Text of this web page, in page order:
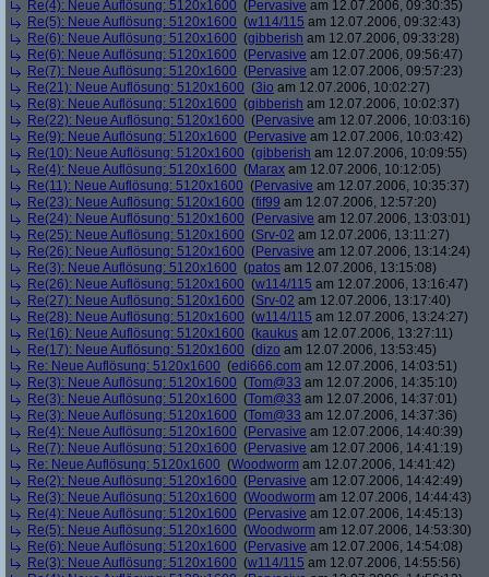
Re(4): Neue Auflösung: 5120x1600 (Pervasive am 12.07.2006, 09:30:35)
Re(5): Neue Auflösung: 5120x1600 (w114/115 am 12.07.2006, 09:32:43)
Re(6): Neue Auflösung: 5120x1600 (gibberish am 12.07.2006, 09:33:28)
Re(6): Neue Auflösung: 5120x1600 (Pervasive am 12.07.2006, 09:56:47)
Re(7): Neue Auflösung: 5120x1600 (Pervasive am 12.07.2006, 09:57:23)
Re(21): Neue Auflösung: 5120x1600 (3io am 12.07.2006, 10:02:27)
Re(8): Neue Auflösung: 5120x1600 (gibberish am 12.07.2006, 10:02:37)
Re(22): Neue Auflösung: 5120x1600 (Pervasive am 12.07.2006, 10:03:16)
Re(9): Neue Auflösung: 5120x1600 (Pervasive am 12.07.2006, 10:03:42)
Re(10): Neue Auflösung: 5120x1600 (gibberish am 12.07.2006, 10:09:55)
Re(4): Neue Auflösung: 5120x1600 (Marax am 12.07.2006, 10:12:05)
Re(11): Neue Auflösung: 5120x1600 (Pervasive am 12.07.2006, 10:35:37)
Re(23): Neue Auflösung: 5120x1600 (fif99 am 12.07.2006, 12:57:20)
Re(24): Neue Auflösung: 5120x1600 (Pervasive am 12.07.2006, 13:03:01)
Re(25): Neue Auflösung: 5120x1600 (Srv-02 am 12.07.2006, 13:11:27)
Re(26): Neue Auflösung: 5120x1600 (Pervasive am 12.07.2006, 13:14:24)
Re(3): Neue Auflösung: 5120x1600 (patos am 12.07.2006, 13:15:08)
Re(26): Neue Auflösung: 5120x1600 (w114/115 am 12.07.2006, 13:16:47)
Re(27): Neue Auflösung: 5120x1600 (Srv-02 am 12.07.2006, 13:17:40)
Re(28): Neue Auflösung: 5120x1600 (w114/115 am 12.07.2006, 13:24:27)
Re(16): Neue Auflösung: 5120x1600 (kaukus am 12.07.2006, 13:27:11)
Re(17): Neue Auflösung: 5120x1600 (dizo am 12.07.2006, 13:53:45)
Re: Neue Auflösung: 5120x1600 (edi666.com am 12.07.2006, 14:03:51)
Re(3): Neue Auflösung: 5120x1600 (Tom@33 am 12.07.2006, 14:35:10)
Re(3): Neue Auflösung: 5120x1600 (Tom@33 am 12.07.2006, 14:37:01)
Re(3): Neue Auflösung: 5120x1600 (Tom@33 am 12.07.2006, 14:37:36)
Re(4): Neue Auflösung: 5120x1600 (Pervasive am 12.07.2006, 14:40:39)
Re(7): Neue Auflösung: 5120x1600 (Pervasive am 12.07.2006, 14:41:19)
Re: Neue Auflösung: 5120x1600 (Woodworm am 12.07.2006, 14:41:42)
Re(2): Neue Auflösung: 5120x1600 (Pervasive am 12.07.2006, 14:42:49)
Re(3): Neue Auflösung: 5120x1600 (Woodworm am 12.07.2006, 14:44:43)
Re(4): Neue Auflösung: 5120x1600 (Pervasive am 12.07.2006, 14:45:13)
Re(5): Neue Auflösung: 5120x1600 (Woodworm am 12.07.2006, 14:53:30)
Re(6): Neue Auflösung: 5120x1600 (Pervasive am 12.07.2006, 14:54:08)
Re(3): Neue Auflösung: 5120x1600 (w114/115 am 12.07.2006, 14:55:56)